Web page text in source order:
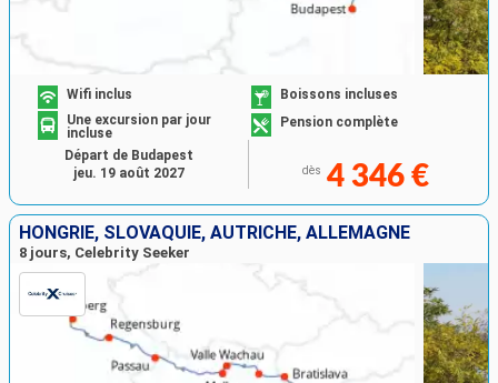
Wifi inclus
Boissons incluses
Une excursion par jour
incluse
Pension complète
dès 4 346 €
Départ de Budapest
jeu. 19 août 2027
HONGRIE, SLOVAQUIE, AUTRICHE, ALLEMAGNE
8 jours, Celebrity Seeker